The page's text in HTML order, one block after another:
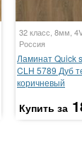
32 класс, 8мм,
Россия
Ламинат Quick
CLH 5789 Дуб
коричневый
Купить за